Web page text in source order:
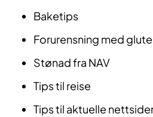
Baketips
Forurensning med
Stønad fra NAV
Tips til reise
Tips til aktuelle